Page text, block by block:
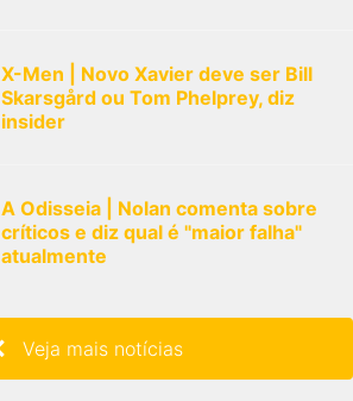
X-Men | Novo Xavier deve ser Bill
Skarsgård ou Tom Phelprey, diz
insider
A Odisseia | Nolan comenta sobre
críticos e diz qual é "maior falha"
atualmente
Veja mais notícias